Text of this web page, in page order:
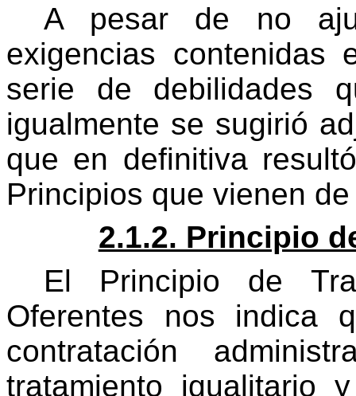
A pesar de no
exigencias
serie de debilidades
igualmente se sugirió
que en definitiva
Principios que vienen
2.1.2. Principio
El Principio de
Oferentes nos indica
contratación
tratamiento igualitario